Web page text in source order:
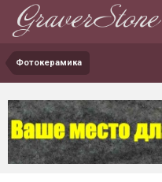
Фотокерамика